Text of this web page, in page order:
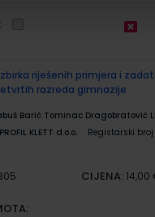
zbirka riješenih primjera i
razreda gimnazije
Barić Tominac Dragobratović
PROFIL KLETT d.o.o. Registarski
CIJENA: 14,00